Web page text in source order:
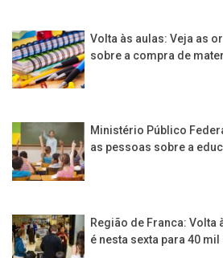
Volta às aulas: Veja as
sobre a compra de
Ministério Público
as pessoas sobre a
Região de Franca: Volta
é nesta sexta para 40